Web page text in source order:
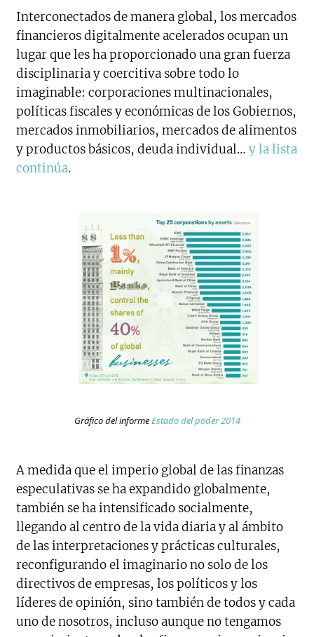
Interconectados de manera global, los mercados
financieros digitalmente acelerados ocupan un
lugar que les ha proporcionado una gran fuerza
disciplinaria y coercitiva sobre todo lo
imaginable: corporaciones multinacionales,
políticas fiscales y económicas de los Gobiernos,
mercados inmobiliarios, mercados de alimentos
y productos básicos, deuda individual…y la lista
continúa.
Gráfico del informeEstado del poder 2014
A medida que el imperio global de las finanzas
especulativas se ha expandido globalmente,
también se ha intensificado socialmente,
llegando al centro de la vida diaria y al ámbito
de las interpretaciones y prácticas culturales,
reconfigurando el imaginario no solo de los
directivos de empresas, los políticos y los
líderes de opinión, sino también de todos y cada
uno de nosotros, incluso aunque no tengamos